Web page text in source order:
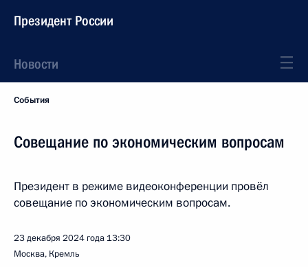
Президент России
Новости
События
Совещание по экономическим вопросам
Президент в режиме видеоконференции провёл
совещание по экономическим вопросам.
23 декабря 2024 года 13:30
Москва, Кремль